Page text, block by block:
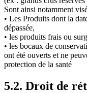
Sont ainsi notamment
• Les Produits dont la
dépassée,
• les produits frais ou
• les bocaux de
ont été ouverts et ne
protection de la santé
5.2. Droit de